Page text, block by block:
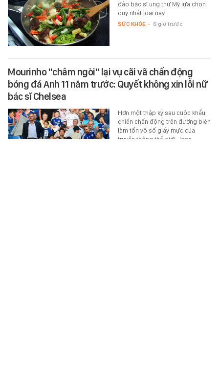
đảo bác sĩ ung thư Mỹ lựa chọn
duy nhất loại này.
SỨC KHỎE - 6 giờ trước
Mourinho "châm ngòi" lại vụ cãi vã chấn động
bóng đá Anh 11 năm trước: Quyết không xin lỗi nữ
bác sĩ Chelsea
Hơn một thập kỷ sau cuộc khẩu
chiến chấn động trên đường biên
làm tốn vô số giấy mực của
truyền thông thế giới, Jose…